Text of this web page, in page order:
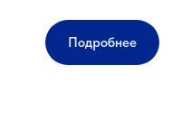
Подробнее